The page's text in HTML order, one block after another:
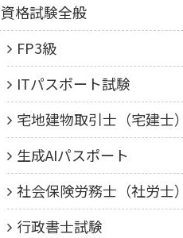
資格試験全般
FP3級
ITパスポート試験
宅地建物取引士（宅建士
生成AIパスポート
社会保険労務士（社労士
行政書士試験